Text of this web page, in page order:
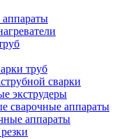
труб
сварки
экструдеры
сварочные аппараты
аппараты